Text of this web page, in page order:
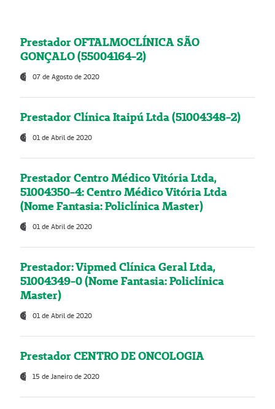
Prestador OFTALMOCLÍNICA SÃO
GONÇALO (55004164-2)
07 de Agosto de 2020
Prestador Clínica Itaipú Ltda (51004348-2)
01 de Abril de 2020
Prestador Centro Médico Vitória Ltda,
51004350-4: Centro Médico Vitória Ltda
(Nome Fantasia: Policlínica Master)
01 de Abril de 2020
Prestador: Vipmed Clínica Geral Ltda,
51004349-0 (Nome Fantasia: Policlínica
Master)
01 de Abril de 2020
Prestador CENTRO DE ONCOLOGIA
15 de Janeiro de 2020